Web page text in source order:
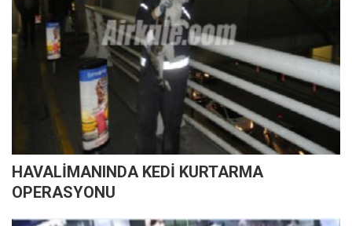
HAVALİMANINDA KEDİ KURTARMA
OPERASYONU